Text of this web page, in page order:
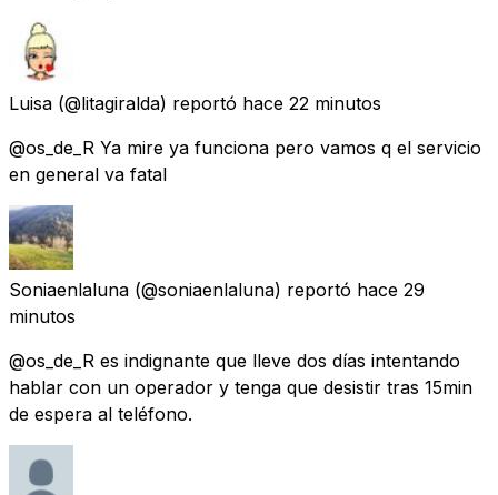
Luisa (@litagiralda) reportó hace 22 minutos
@os_de_R Ya mire ya funciona pero vamos q el servicio
en general va fatal
Soniaenlaluna (@soniaenlaluna) reportó hace 29
minutos
@os_de_R es indignante que lleve dos días intentando
hablar con un operador y tenga que desistir tras 15min
de espera al teléfono.